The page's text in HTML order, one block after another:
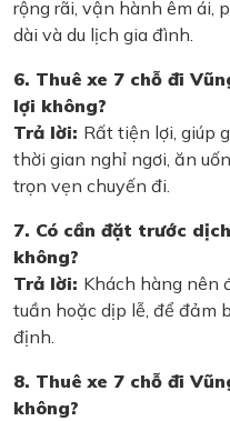
rộng rãi, vận hành êm ái,
dài và du lịch gia đình.
6. Thuê xe 7 chỗ đi
lợi không?
Trả lời: Rất tiện lợi, giúp
thời gian nghỉ ngơi, ăn
trọn vẹn chuyến đi.
7. Có cần đặt trước
không?
Trả lời: Khách hàng nên
tuần hoặc dịp lễ, để đảm
định.
8. Thuê xe 7 chỗ đi
không?